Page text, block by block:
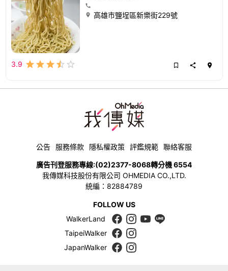
高雄市鹽埕區新樂街229號
3.9
公告 服務條款 隱私權政策 評鑑規範 聯絡客服
廣告刊登服務專線:(02)2377-8068轉分機 6554
我傳媒科技股份有限公司 OHMEDIA CO.,LTD.
統編：82884789
FOLLOW US
WalkerLand
TaipeiWalker
JapanWalker